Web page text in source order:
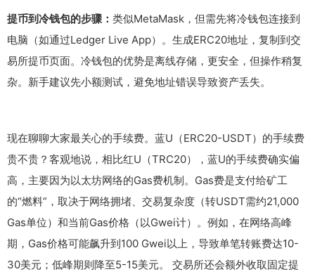
提币到冷钱包的步骤： 类似MetaMask，但需先将冷钱包连接到
电脑（如通过Ledger Live App）。生成ERC20地址，复制到交
易所提币页面。冷钱包的优势是离线存储，更安全，但操作稍复
杂。新手建议先小额测试，避免地址错误导致资产丢失。
现在聊聊大家最关心的手续费。蓝U（ERC20-USDT）的手续费
贵不贵？客观地说，相比红U（TRC20），蓝U的手续费确实偏
高，主要因为以太坊网络的Gas费机制。Gas费是支付给矿工
的“燃料”，取决于网络拥堵、交易复杂度（转USDT需约21,000
Gas单位）和当前Gas价格（以Gwei计）。例如，在网络高峰
期，Gas价格可能飙升到100 Gwei以上，导致单笔转账费达10-
30美元；低峰期则降至5-15美元。 交易所还会额外收取固定提